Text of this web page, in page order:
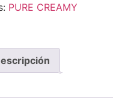
PURE CREAMY